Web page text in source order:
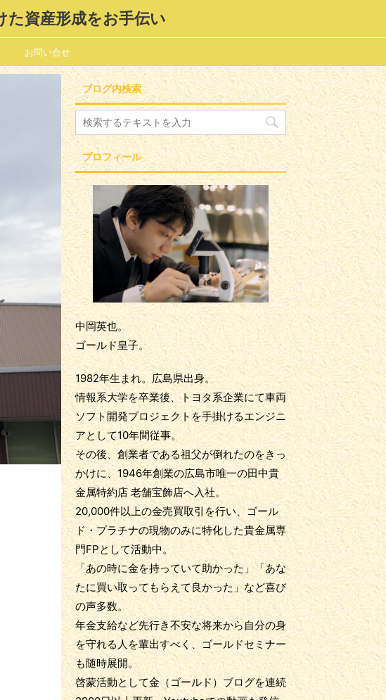
た資産形成をお手伝い
お問い合せ
ブログ内検索
プロフィール
中岡英也。
ゴールド皇子。
1982年生まれ。広島県出身。
情報系大学を卒業後、トヨタ系企業にて車両
ソフト開発プロジェクトを手掛けるエンジニ
アとして10年間従事。
その後、創業者である祖父が倒れたのをきっ
かけに、1946年創業の広島市唯一の田中貴
金属特約店 老舗宝飾店へ入社。
20,000件以上の金売買取引を行い、ゴール
ド・プラチナの現物のみに特化した貴金属専
門FPとして活動中。
「あの時に金を持っていて助かった」「あな
たに買い取ってもらえて良かった」など喜び
の声多数。
年金支給など先行き不安な将来から自分の身
を守れる人を輩出すべく、ゴールドセミナー
も随時展開。
啓蒙活動として金（ゴールド）ブログを連続